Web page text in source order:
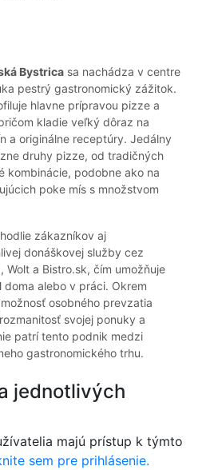
Bystrica sa nachádza v centre
pestrý gastronomický zážitok.
hlavne prípravou pizze a
kladie veľký dôraz na
a originálne receptúry. Jedálny
druhy pizze, od tradičných
kombinácie, podobne ako na
poke mís s množstvom
zákazníkov aj
donáškovej služby cez
Wolt a Bistro.sk, čím umožňuje
alebo v práci. Okrem
osobného prevzatia
svojej ponuky a
patrí tento podnik medzi
gastronomického trhu.
jednotlivých
majú prístup k týmto
sem pre prihlásenie.